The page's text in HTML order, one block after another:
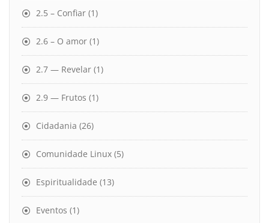
2.5 – Confiar (1)
2.6 – O amor (1)
2.7 — Revelar (1)
2.9 — Frutos (1)
Cidadania (26)
Comunidade Linux (5)
Espiritualidade (13)
Eventos (1)